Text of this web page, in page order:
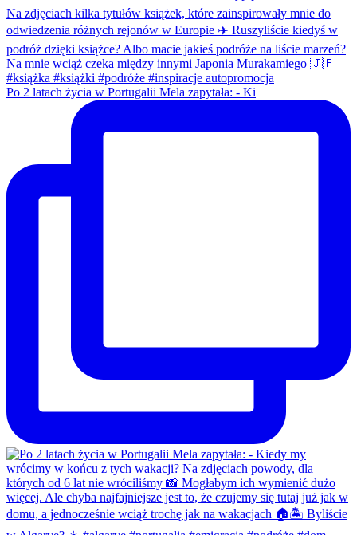
Po 2 latach życia w Portugalii Mela zapytała: - Ki